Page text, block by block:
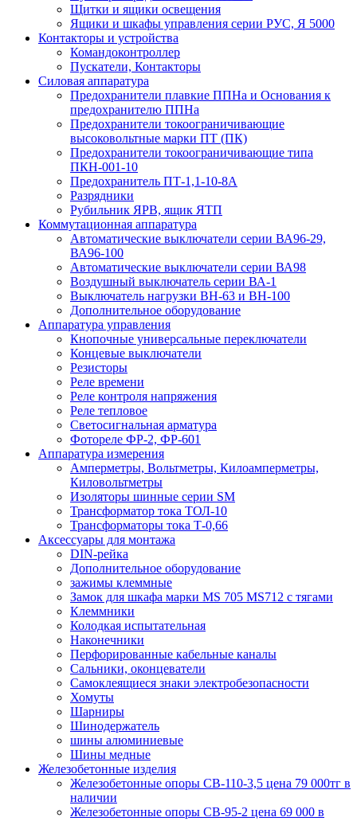
Щитки и ящики освещения
Ящики и шкафы управления серии РУС, Я 5000
Контакторы и устройства
Командоконтроллер
Пускатели, Контакторы
Силовая аппаратура
Предохранители плавкие ППНа и Основания к
предохранителю ППНа
Предохранители токоограничивающие
высоковольтные марки ПТ (ПК)
Предохранители токоограничивающие типа
ПКН-001-10
Предохранитель ПТ-1,1-10-8А
Разрядники
Рубильник ЯРВ, ящик ЯТП
Коммутационная аппаратура
Автоматические выключатели серии ВА96-29,
ВА96-100
Автоматические выключатели серии ВА98
Воздушный выключатель серии ВА-1
Выключатель нагрузки ВН-63 и ВН-100
Дополнительное оборудование
Аппаратура управления
Кнопочные универсальные переключатели
Концевые выключатели
Резисторы
Реле времени
Реле контроля напряжения
Реле тепловое
Светосигнальная арматура
Фотореле ФР-2, ФР-601
Аппаратура измерения
Амперметры, Вольтметры, Килоамперметры,
Киловольтметры
Изоляторы шинные серии SM
Трансформатор тока ТОЛ-10
Трансформаторы тока Т-0,66
Аксессуары для монтажа
DIN-рейка
Дополнительное оборудование
зажимы клеммные
Замок для шкафа марки MS 705 MS712 с тягами
Клеммники
Колодкая испытательная
Наконечники
Перфорированные кабельные каналы
Сальники, оконцеватели
Самоклеящиеся знаки электробезопасности
Хомуты
Шарниры
Шинодержатель
шины алюминиевые
Шины медные
Железобетонные изделия
Железобетонные опоры СВ-110-3,5 цена 79 000тг в
наличии
Железобетонные опоры СВ-95-2 цена 69 000 в